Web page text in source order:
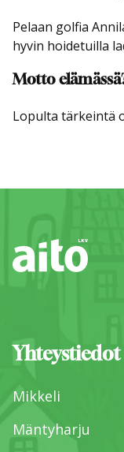
Pelaan golfia
hyvin hoidetuilla
Motto
Lopulta tärkeintä
Yhteystiedot
Mikkeli
Mäntyharju